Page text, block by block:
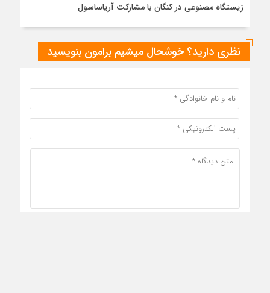
زیستگاه مصنوعی در کنگان با مشارکت آریاساسول
نظری دارید؟ خوشحال میشیم برامون بنویسید